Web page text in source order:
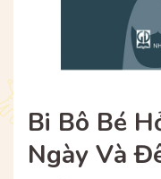
Bi Bô Bé
Ngày Và